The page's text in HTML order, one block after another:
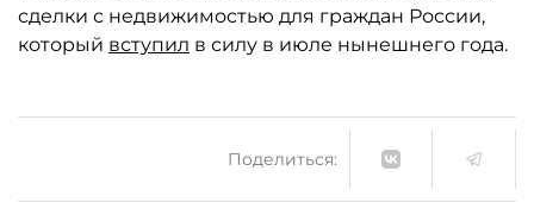
сделки с недвижимостью для граждан России,
который вступил в силу в июле нынешнего года.
Поделиться: